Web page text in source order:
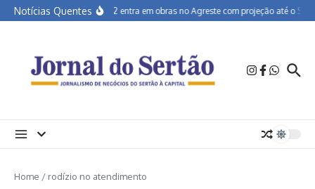
Ir para o conteúdo
Notícias QuentesBR-232 entra em obras no Agreste com projeção até o
Home / rodízio no atendimento